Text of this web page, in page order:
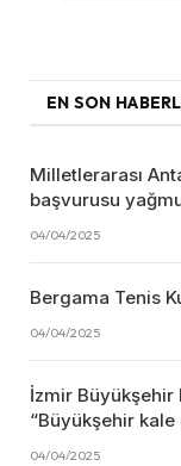
EN SON
Milletlerarası
başvurusu
04/04/2025
Bergama Tenis
04/04/2025
İzmir Büyükşehir
“Büyükşehir
04/04/2025